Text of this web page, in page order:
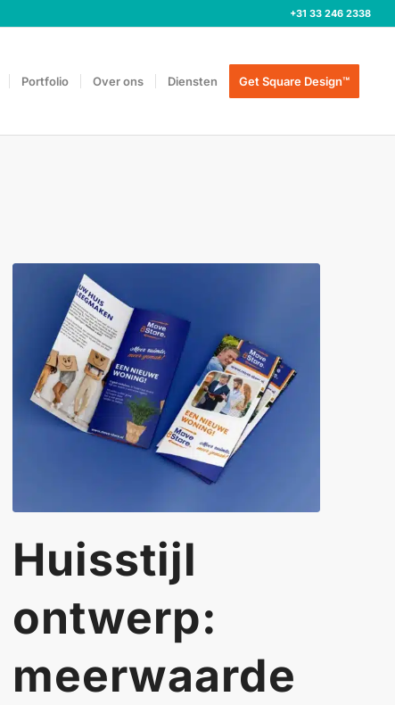
+31 33 246 2338
Portfolio Over ons Diensten Get Square Design™
Huisstijl
ontwerp:
meerwaarde